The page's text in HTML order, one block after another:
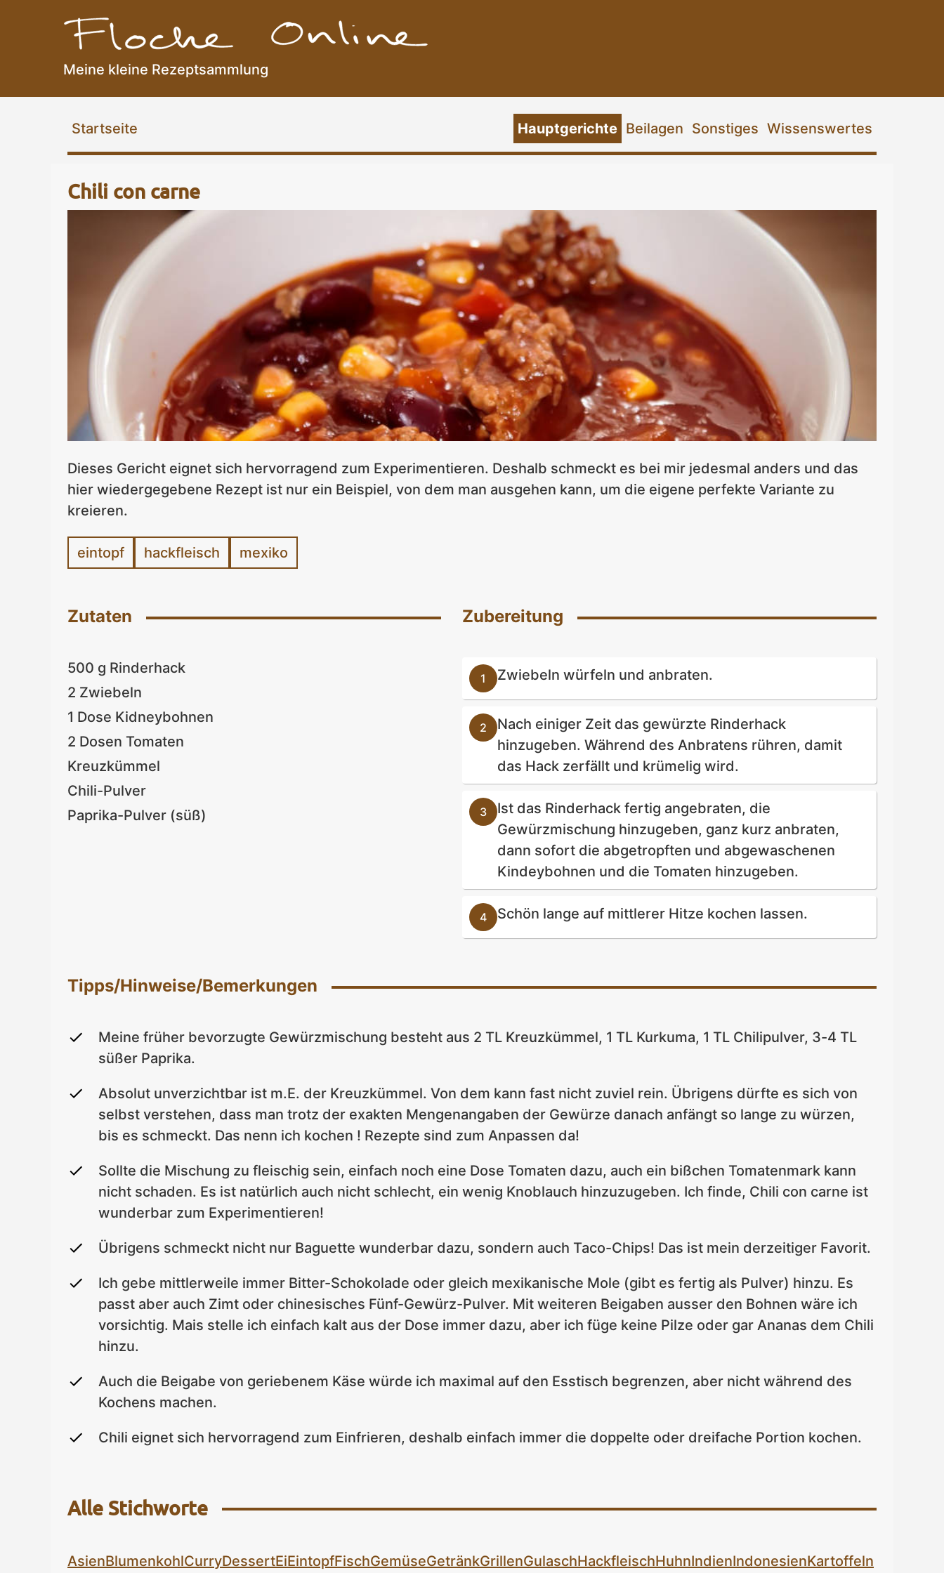
Flocke Online
Meine kleine Rezeptsammlung
Startseite Hauptgerichte Beilagen Sonstiges Wissenswertes
Chili con carne
Dieses Gericht eignet sich hervorragend zum Experimentieren. Deshalb schmeckt es bei mir jedesmal anders und das
hier wiedergegebene Rezept ist nur ein Beispiel, von dem man ausgehen kann, um die eigene perfekte Variante zu
kreieren.
eintopf hackfleisch mexiko
Zutaten
500 g Rinderhack
2 Zwiebeln
1 Dose Kidneybohnen
2 Dosen Tomaten
Kreuzkümmel
Chili-Pulver
Paprika-Pulver (süß)
Zubereitung
Zwiebeln würfeln und anbraten.
Nach einiger Zeit das gewürzte Rinderhack
hinzugeben. Während des Anbratens rühren, damit
das Hack zerfällt und krümelig wird.
Ist das Rinderhack fertig angebraten, die
Gewürzmischung hinzugeben, ganz kurz anbraten,
dann sofort die abgetropften und abgewaschenen
Kindeybohnen und die Tomaten hinzugeben.
Schön lange auf mittlerer Hitze kochen lassen.
Tipps/Hinweise/Bemerkungen
Meine früher bevorzugte Gewürzmischung besteht aus 2 TL Kreuzkümmel, 1 TL Kurkuma, 1 TL Chilipulver, 3-4 TL
süßer Paprika.
Absolut unverzichtbar ist m.E. der Kreuzkümmel. Von dem kann fast nicht zuviel rein. Übrigens dürfte es sich von
selbst verstehen, dass man trotz der exakten Mengenangaben der Gewürze danach anfängt so lange zu würzen,
bis es schmeckt. Das nenn ich kochen ! Rezepte sind zum Anpassen da!
Sollte die Mischung zu fleischig sein, einfach noch eine Dose Tomaten dazu, auch ein bißchen Tomatenmark kann
nicht schaden. Es ist natürlich auch nicht schlecht, ein wenig Knoblauch hinzuzugeben. Ich finde, Chili con carne ist
wunderbar zum Experimentieren!
Übrigens schmeckt nicht nur Baguette wunderbar dazu, sondern auch Taco-Chips! Das ist mein derzeitiger Favorit.
Ich gebe mittlerweile immer Bitter-Schokolade oder gleich mexikanische Mole (gibt es fertig als Pulver) hinzu. Es
passt aber auch Zimt oder chinesisches Fünf-Gewürz-Pulver. Mit weiteren Beigaben ausser den Bohnen wäre ich
vorsichtig. Mais stelle ich einfach kalt aus der Dose immer dazu, aber ich füge keine Pilze oder gar Ananas dem Chili
hinzu.
Auch die Beigabe von geriebenem Käse würde ich maximal auf den Esstisch begrenzen, aber nicht während des
Kochens machen.
Chili eignet sich hervorragend zum Einfrieren, deshalb einfach immer die doppelte oder dreifache Portion kochen.
Alle Stichworte
AsienBlumenkohlCurryDessertEiEintopfFischGemüseGetränkGrillenGulaschHackfleischHuhnIndienIndonesienKartoffeln